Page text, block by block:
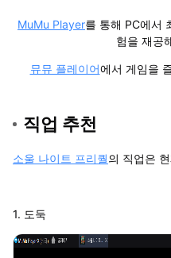
MuMu Player를 통해 PC에서
험을 재공
뮤뮤 플레이어에서 게임을
직업 추천
소울 나이트 프리퀄의 직업은
1. 도둑